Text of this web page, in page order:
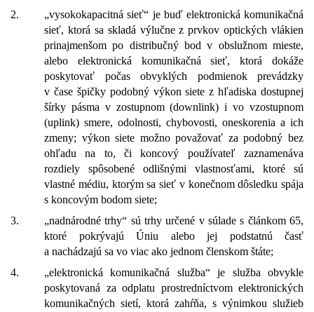
2.
„vysokokapacitná sieť“ je buď elektronická komunikačná
sieť, ktorá sa skladá výlučne z prvkov optických vlákien
prinajmenšom po distribučný bod v obslužnom mieste,
alebo elektronická komunikačná sieť, ktorá dokáže
poskytovať počas obvyklých podmienok prevádzky
v čase špičky podobný výkon siete z hľadiska dostupnej
šírky pásma v zostupnom (downlink) i vo vzostupnom
(uplink) smere, odolnosti, chybovosti, oneskorenia a ich
zmeny; výkon siete možno považovať za podobný bez
ohľadu na to, či koncový používateľ zaznamenáva
rozdiely spôsobené odlišnými vlastnosťami, ktoré sú
vlastné médiu, ktorým sa sieť v konečnom dôsledku spája
s koncovým bodom siete;
3.
„nadnárodné trhy“ sú trhy určené v súlade s článkom 65,
ktoré pokrývajú Úniu alebo jej podstatnú časť
a nachádzajú sa vo viac ako jednom členskom štáte;
4.
„elektronická komunikačná služba“ je služba obvykle
poskytovaná za odplatu prostredníctvom elektronických
komunikačných sietí, ktorá zahŕňa, s výnimkou služieb